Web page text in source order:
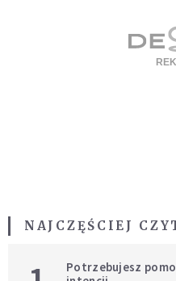
NAJCZĘŚCIEJ
Potrzebujesz